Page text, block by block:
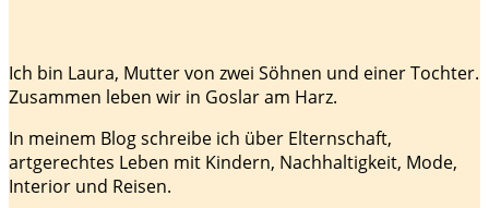
Ich bin Laura, Mutter von zwei Söhnen und einer Tochter.
Zusammen leben wir in Goslar am Harz.
In meinem Blog schreibe ich über Elternschaft,
artgerechtes Leben mit Kindern, Nachhaltigkeit, Mode,
Interior und Reisen.